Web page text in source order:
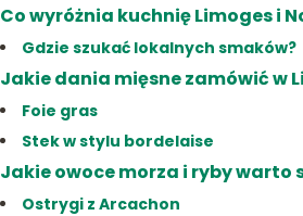
Co wyróżnia kuchnię Limoges i
Gdzie szukać lokalnych smaków?
Jakie dania mięsne zamówić w
Foie gras
Stek w stylu bordelaise
Jakie owoce morza i ryby warto
Ostrygi z Arcachon